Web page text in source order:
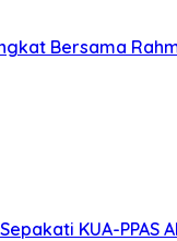
Bersama
KUA-PPAS